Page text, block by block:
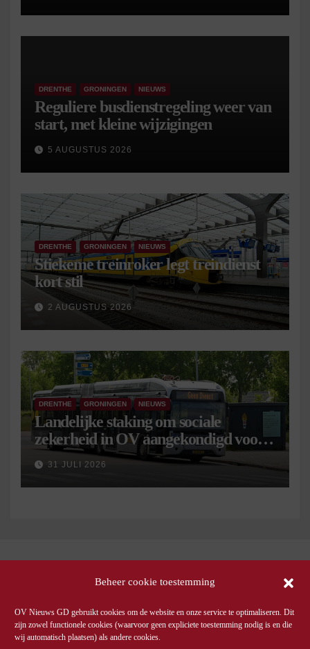
Beheer cookie toestemming
OV Nieuws GD gebruikt cookies om de website en onze service te optimaliseren. Dit
zijn zowel functionele cookies (waarvoor geen expliciete toestemming nodig is en die
wij automatisch plaatsen) als andere cookies.
DRENTHE GRONINGEN NIEUWS
Reguliere busdienstregeling weer van
start, met kleine wijzigingen
5 AUGUSTUS 2026
DRENTHE GRONINGEN NIEUWS
Stiekeme treinroker legt treindienst
kort stil
2 AUGUSTUS 2026
DRENTHE GRONINGEN NIEUWS
Landelijke staking om sociale
zekerheid in OV aangekondigd voor 9
september
31 JULI 2026